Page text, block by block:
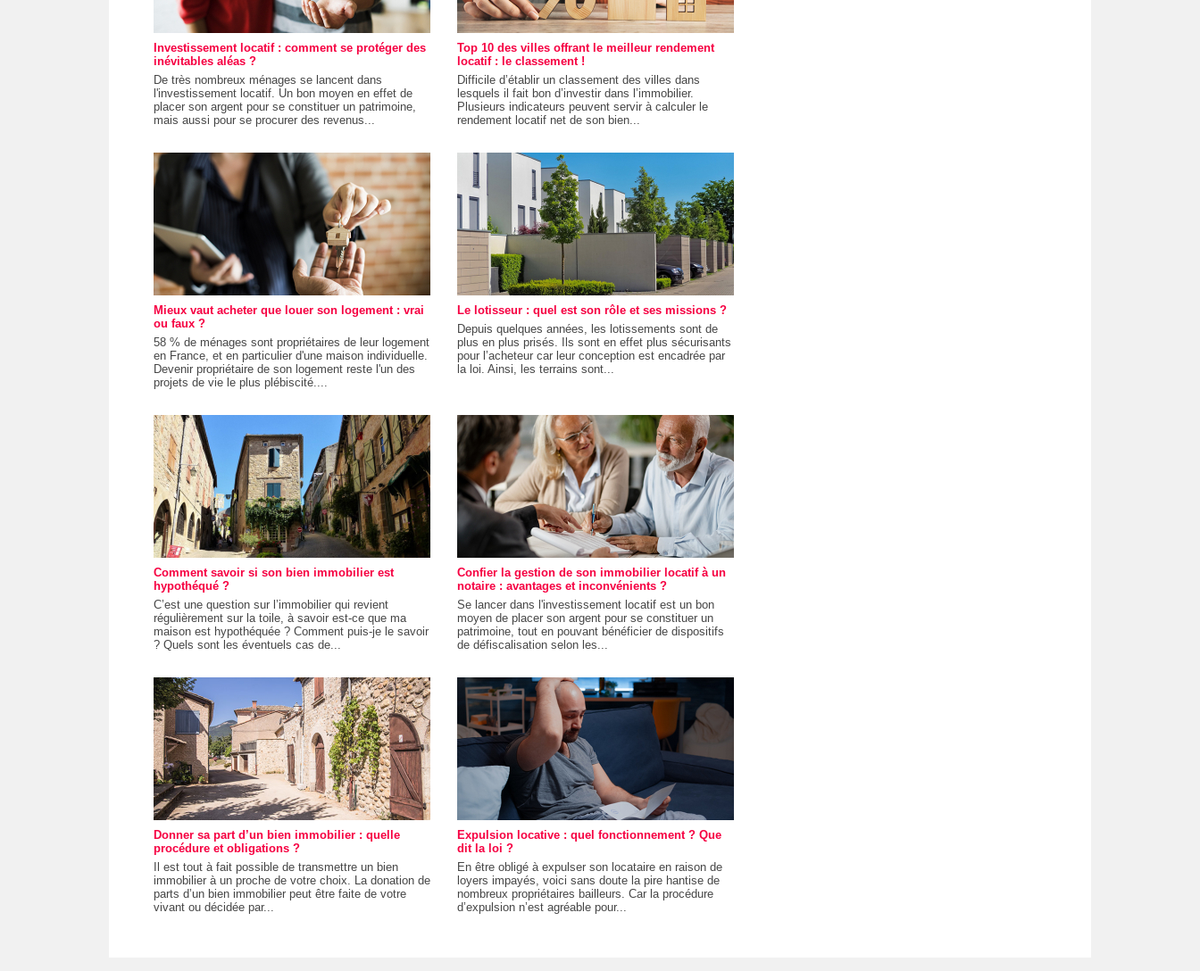
Investissement locatif : comment se protéger des
inévitables aléas ?
De très nombreux ménages se lancent dans
l'investissement locatif. Un bon moyen en effet de
placer son argent pour se constituer un patrimoine,
mais aussi pour se procurer des revenus...
Top 10 des villes offrant le meilleur rendement
locatif : le classement !
Difficile d’établir un classement des villes dans
lesquels il fait bon d’investir dans l’immobilier.
Plusieurs indicateurs peuvent servir à calculer le
rendement locatif net de son bien...
Mieux vaut acheter que louer son logement : vrai
ou faux ?
58 % de ménages sont propriétaires de leur logement
en France, et en particulier d'une maison individuelle.
Devenir propriétaire de son logement reste l'un des
projets de vie le plus plébiscité....
Le lotisseur : quel est son rôle et ses missions ?
Depuis quelques années, les lotissements sont de
plus en plus prisés. Ils sont en effet plus sécurisants
pour l’acheteur car leur conception est encadrée par
la loi. Ainsi, les terrains sont...
Comment savoir si son bien immobilier est
hypothéqué ?
C’est une question sur l’immobilier qui revient
régulièrement sur la toile, à savoir est-ce que ma
maison est hypothéquée ? Comment puis-je le savoir
? Quels sont les éventuels cas de...
Confier la gestion de son immobilier locatif à un
notaire : avantages et inconvénients ?
Se lancer dans l'investissement locatif est un bon
moyen de placer son argent pour se constituer un
patrimoine, tout en pouvant bénéficier de dispositifs
de défiscalisation selon les...
Donner sa part d’un bien immobilier : quelle
procédure et obligations ?
Il est tout à fait possible de transmettre un bien
immobilier à un proche de votre choix. La donation de
parts d’un bien immobilier peut être faite de votre
vivant ou décidée par...
Expulsion locative : quel fonctionnement ? Que
dit la loi ?
En être obligé à expulser son locataire en raison de
loyers impayés, voici sans doute la pire hantise de
nombreux propriétaires bailleurs. Car la procédure
d’expulsion n’est agréable pour...